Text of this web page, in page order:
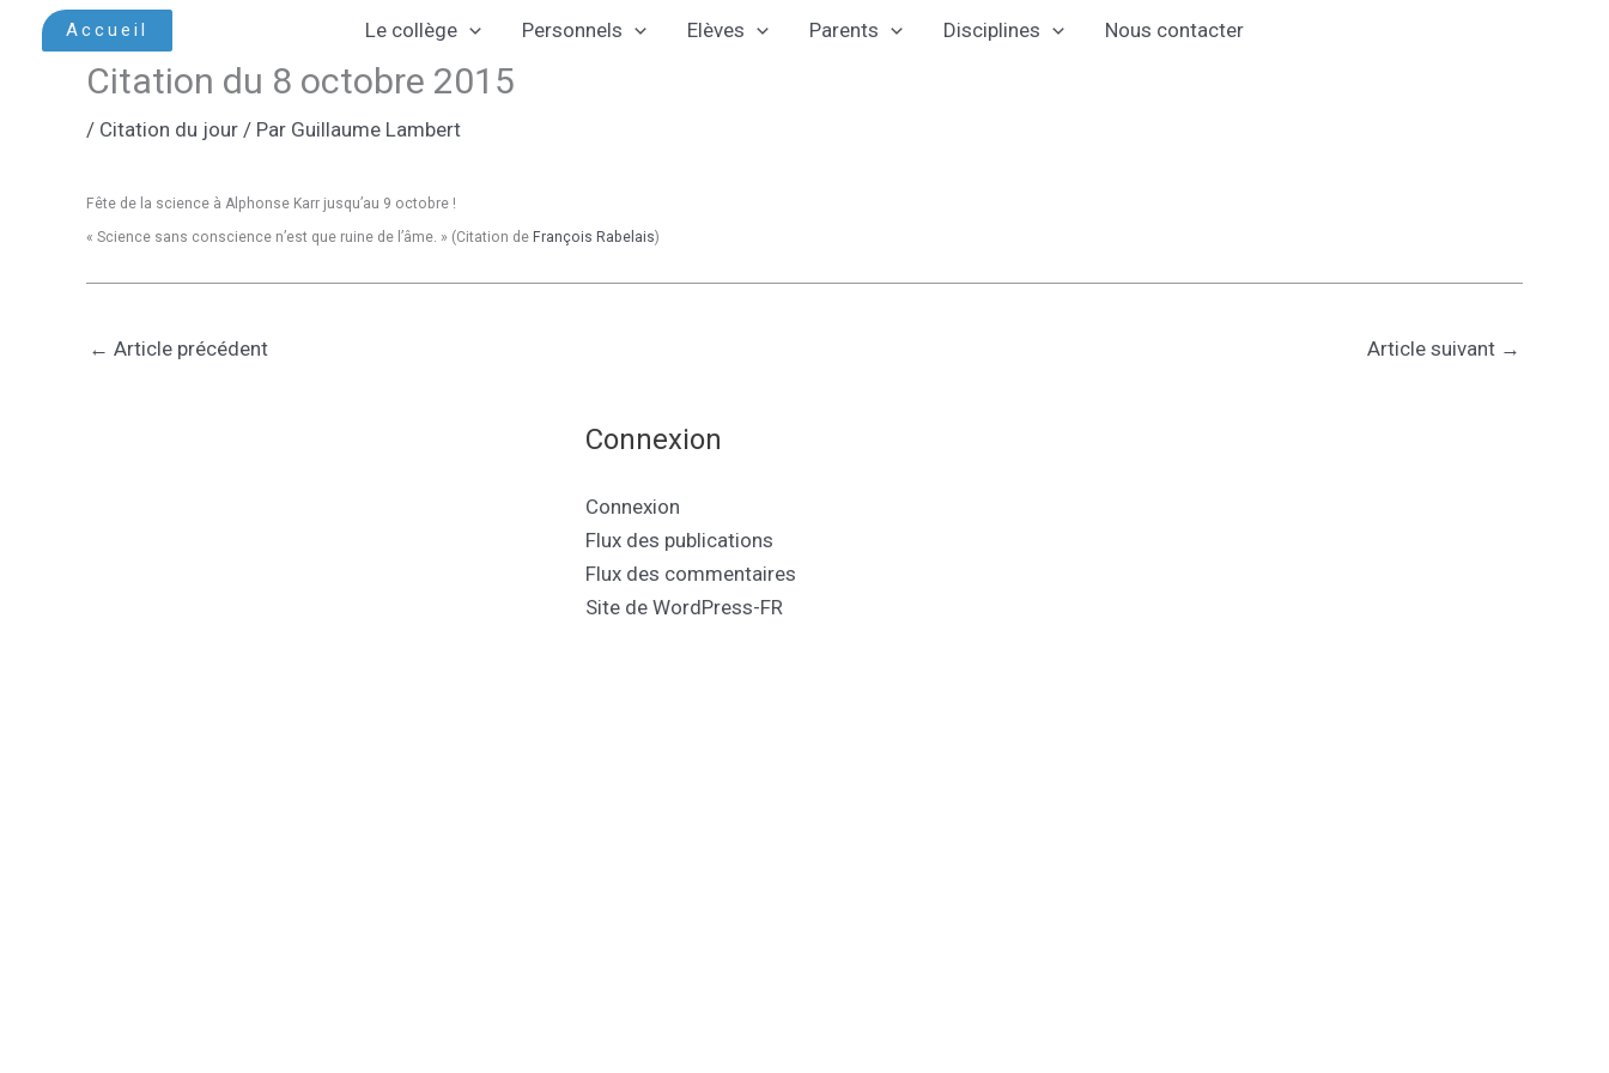
Accueil Le collège Personnels Elèves Parents Disciplines Nous contacter
Citation du 8 octobre 2015
/ Citation du jour / Par Guillaume Lambert
Fête de la science à Alphonse Karr jusqu’au 9 octobre !
« Science sans conscience n’est que ruine de l’âme. » (Citation de François Rabelais)
← Article précédent Article suivant →
Connexion
Connexion
Flux des publications
Flux des commentaires
Site de WordPress-FR